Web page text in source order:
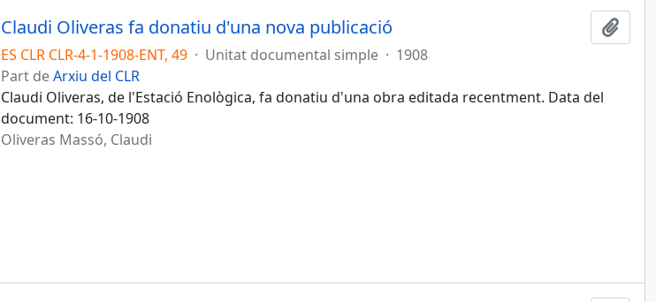
Claudi Oliveras fa donatiu d'una nova publicació
ES CLR CLR-4-1-1908-ENT, 49 · Unitat documental simple · 1908
Part deArxiu del CLR
Claudi Oliveras, de l'Estació Enològica, fa donatiu d'una obra editada recentment. Data del
document: 16-10-1908
Oliveras Massó, Claudi